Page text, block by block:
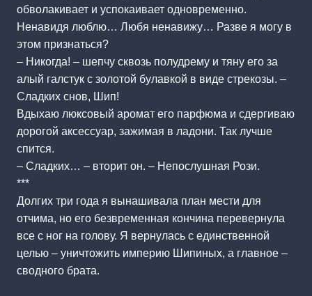
обволакивает и успокаивает одновременно.
Ненавидя люблю… Любя ненавижу… Разве я могу в
этом признаться?
– Никогда! – шепчу сквозь полудрему и тяну его за
алый галстук с золотой булавкой в виде стрекозы. –
Сладких снов, Шип!
Вдыхаю люксовый аромат его парфюма и сдергиваю
дорогой аксессуар, зажимая в ладони. Так лучше
спится.
– Сладких… – вторит он. – Непослушная Рози.
***
Долгих три года я вынашивала план мести для
отчима, но его безвременная кончина перевернула
все с ног на голову. Я вернулась с единственной
целью – уничтожить империю Шипиных, а главное –
сводного брата.